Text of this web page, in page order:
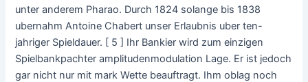
unter anderem Pharao. Durch 1824 solange bis 1838
ubernahm Antoine Chabert unser Erlaubnis uber ten-
jahriger Spieldauer. [ 5 ] Ihr Bankier wird zum einzigen
Spielbankpachter amplitudenmodulation Lage. Er ist jedoch
gar nicht nur mit mark Wette beauftragt. Ihm oblag noch